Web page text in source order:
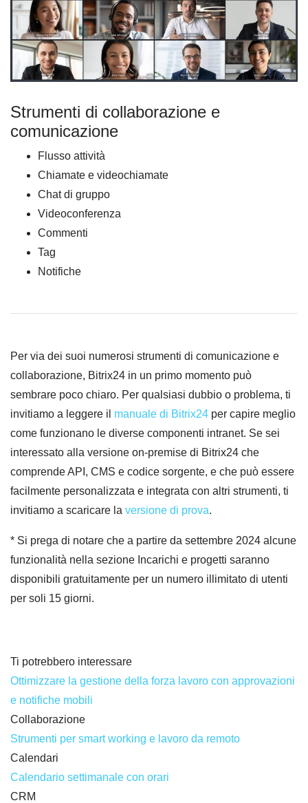
Strumenti di collaborazione e
comunicazione
Flusso attività
Chiamate e videochiamate
Chat di gruppo
Videoconferenza
Commenti
Tag
Notifiche
Per via dei suoi numerosi strumenti di comunicazione e
collaborazione, Bitrix24 in un primo momento può
sembrare poco chiaro. Per qualsiasi dubbio o problema, ti
invitiamo a leggere il manuale di Bitrix24 per capire meglio
come funzionano le diverse componenti intranet. Se sei
interessato alla versione on-premise di Bitrix24 che
comprende API, CMS e codice sorgente, e che può essere
facilmente personalizzata e integrata con altri strumenti, ti
invitiamo a scaricare la versione di prova.
* Si prega di notare che a partire da settembre 2024 alcune
funzionalità nella sezione Incarichi e progetti saranno
disponibili gratuitamente per un numero illimitato di utenti
per soli 15 giorni.
Ti potrebbero interessare
Ottimizzare la gestione della forza lavoro con approvazioni
e notifiche mobili
Collaborazione
Strumenti per smart working e lavoro da remoto
Calendari
Calendario settimanale con orari
CRM